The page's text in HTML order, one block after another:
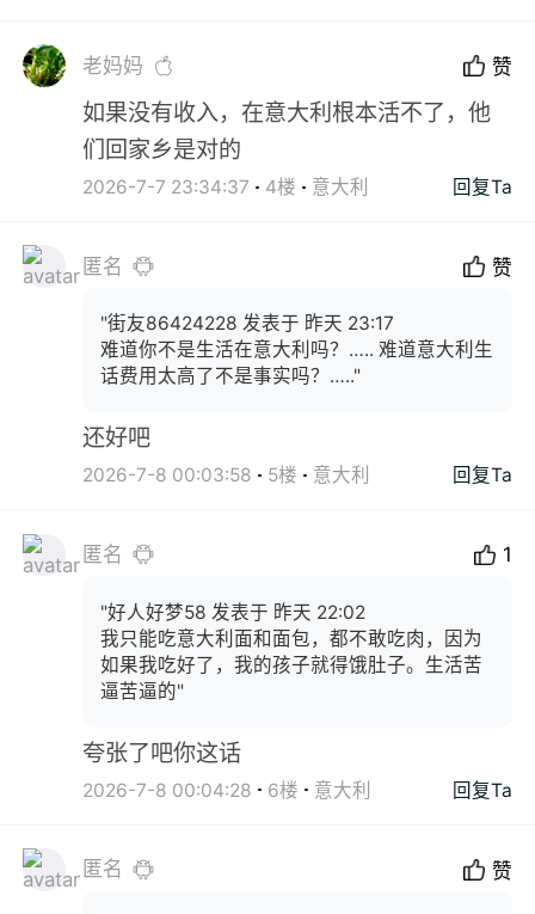
老妈妈 赞
如果没有收入，在意大利根本活不了，他
们回家乡是对的
2026-7-7 23:34:37 4楼 意大利 回复Ta
匿名 赞
"街友86424228 发表于 昨天 23:17
难道你不是生活在意大利吗？….. 难道意大利生
话费用太高了不是事实吗？….."
还好吧
2026-7-8 00:03:58 5楼 意大利 回复Ta
匿名 1
"好人好梦58 发表于 昨天 22:02
我只能吃意大利面和面包，都不敢吃肉，因为
如果我吃好了，我的孩子就得饿肚子。生活苦
逼苦逼的"
夸张了吧你这话
2026-7-8 00:04:28 6楼 意大利 回复Ta
匿名 赞